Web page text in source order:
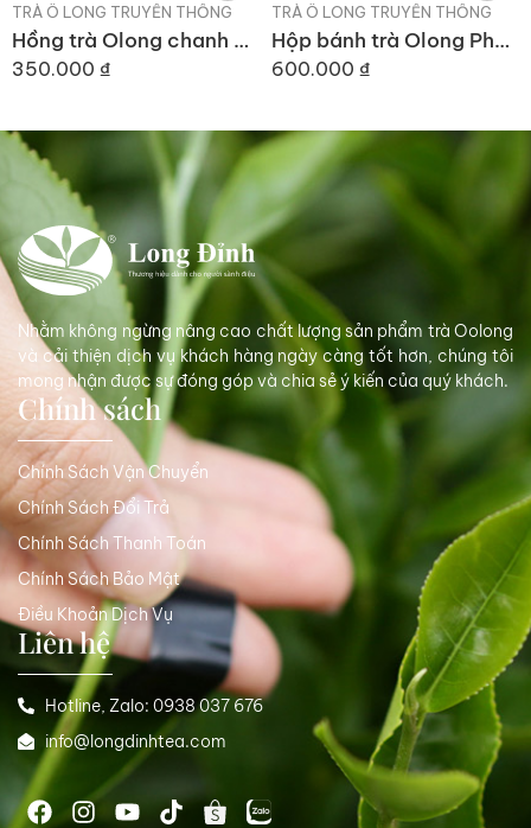
TRÀ Ô LONG TRUYỀN THỐNG
Hồng trà Olong chanh – 6 trái
350.000 ₫
TRÀ Ô LONG TRUYỀN THỐNG
Hộp bánh trà Olong Phổ Nhĩ
600.000 ₫
Nhằm không ngừng nâng cao chất lượng sản phẩm trà Oolong
và cải thiện dịch vụ khách hàng ngày càng tốt hơn, chúng tôi
mong nhận được sự đóng góp và chia sẻ ý kiến của quý khách.
Chính sách
Chính Sách Vận Chuyển
Chính Sách Đổi Trả
Chính Sách Thanh Toán
Chính Sách Bảo Mật
Điều Khoản Dịch Vụ
Liên hệ
Hotline, Zalo: 0938 037 676
info@longdinhtea.com